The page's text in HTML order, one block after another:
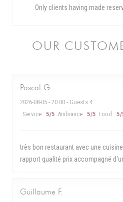
OUR
Pascal G
2026-08-05 - 20:00 - Guests 4
Service : 5/5 Ambiance : 5/5 Food : 5/
très bon restaurant avec une
rapport qualité prix accompagné
Guillaume F
Only clients having made